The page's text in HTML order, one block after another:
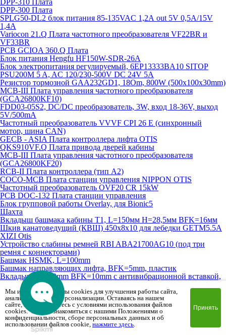
DPP-310 Плата
DPP-300 Плата
SPLG50-DL2 блок питания 85-135VAC 1,2А out 5V 0,5А/15V
1,4А
Variocon 21.Q Плата частотного преобразователя VF22BR и
VF33BR
PCB GCIOA 360.Q Плата
Блок питания Hengfu HF150W-SDR-26A
Блок электропитания регулируемый, 6EP13333BA10 SITOP
PSU200M 5 A, AC 120/230-500V DC 24V 5A
Резистор тормозной GAA232GD1, 18Om, 800W (500x100x30mm)
MCB-III Плата управления частотного преобразователя
(GCA26800KF10)
FDD03-05S2, DC/DC преобразователь, 3W, вход 18-36V, выход
5V/500mA
Частотный преобразователь VVVF CPI 26 E (синхронный
мотор, шина CAN)
GECB - ASIA Плата контроллера лифта OTIS
QKS910VF.Q Плата привода дверей кабины
MCB-III Плата управления частотного преобразователя
(GCA26800KF20)
RCB-II Плата контроллера (тип A2)
COCO-MCB Плата станции управления NIPPON OTIS
Частотный преобразователь OVF20 CR 15kW
PCB DOC-132 Плата станции управления
Блок групповой работы Overlay, для Bionic5
Шахта
Вкладыш башмака кабины T1, L=150мм H=28,5мм BFK=16мм
Шкив канатоведущий (КВШ) 450х8х10 для лебедки GETM5.5A
XIZI Otis
Устройство слабины ремней RBI ABA21700AG10 (под три
ремня с коннекторами)
Башмак HSMK, L=100mm
Башмак направляющих лифта, BFK=5mm, пластик
Вкладыш L=100mm BFK=10mm с антивибрационной вставкой,
полиуретан (FSFG)
Вкладыш L=100mm BFK=16mm с антивибрационной вставкой,
полиуретан (FSFG)
Вкладыш башмака направляющей T5 кабины/противовеса
73х48х9 BFK=5mm
Вкладыш башмака направляющей T16 кабины/противовеса
127х34mm BFK=16mm (аналог)
Мы используем файлы cookies для улучшения работы сайта,
анализа трафика и персонализации. Оставаясь на нашем
сайте, вы соглашаетесь с условиями использования файлов
cookies. Чтобы ознакомиться с нашими Положениями о
конфиденциальности, сборе персональных данных и об
использовании файлов cookie, нажмите здесь.
Принять